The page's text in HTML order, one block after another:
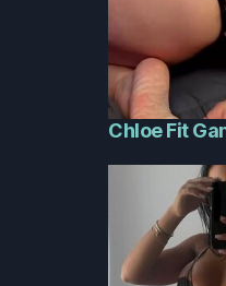
Chloe Fit